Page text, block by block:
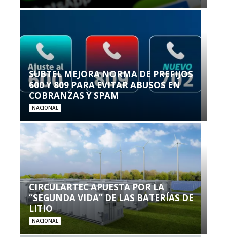
SUBTEL MEJORA NORMA DE PREFIJOS
600 Y 809 PARA EVITAR ABUSOS EN
COBRANZAS Y SPAM
NACIONAL
CIRCULARTEC APUESTA POR LA
“SEGUNDA VIDA” DE LAS BATERÍAS DE
LITIO
NACIONAL